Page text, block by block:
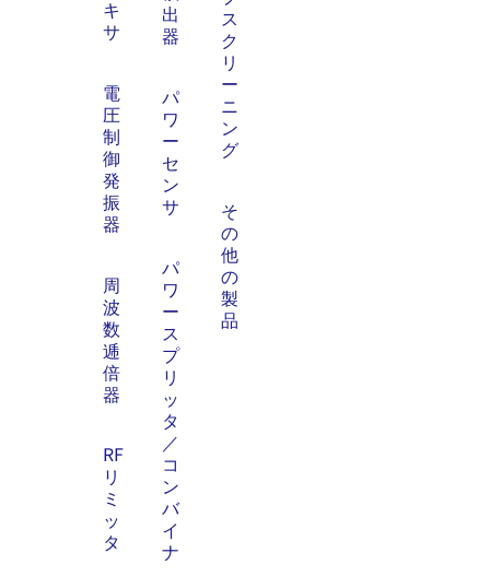
キ
サ
電
圧
制
御
発
振
器
周
波
数
逓
倍
器
RF
リ
ミ
ッ
タ
出
器
パ
ワ
ー
セ
ン
サ
パ
ワ
ー
ス
プ
リ
ッ
タ
／
コ
ン
バ
イ
ナ
ス
ク
リ
ー
ニ
ン
グ
そ
の
他
の
製
品